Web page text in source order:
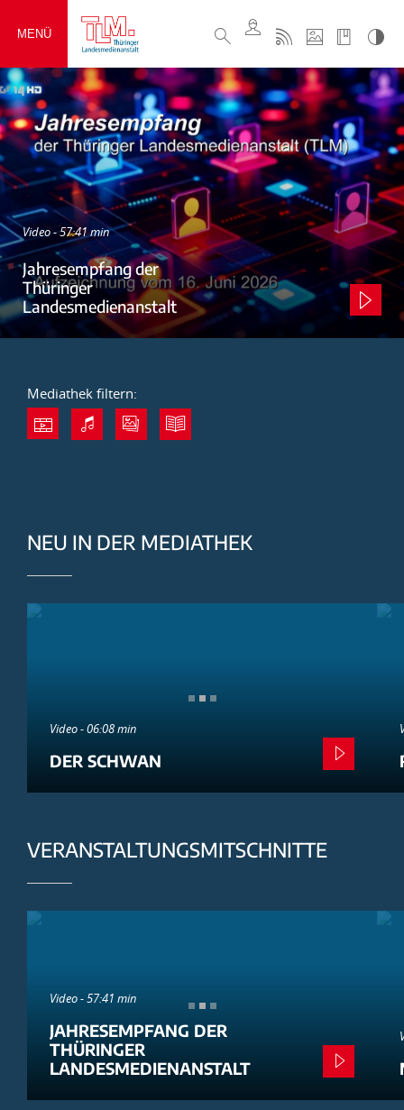
MENÜ
Video - 57:41 min
Jahresempfang der
Thüringer
Landesmedienanstalt
Mediathek filtern:
NEU IN DER MEDIATHEK
Video - 06:08 min
DER SCHWAN
VERANSTALTUNGSMITSCHNITTE
Video - 57:41 min
JAHRESEMPFANG DER
THÜRINGER
LANDESMEDIENANSTALT